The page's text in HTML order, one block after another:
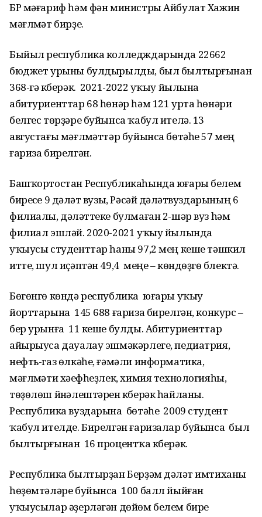
БР мәғариф һәм фән министры Айбулат Хажин
мәғлүмәт бирҙе.
Быйыл республика колледждарында 22662
бюджет урыны булдырылды, был былтырғынан
368-гә күберәк. 2021-2022 уҡыу йылына
абитуриенттар 68 һөнәр һәм 121 урта һөнәри
белгес төрҙәре буйынса ҡабул ителә. 13
августағы мәғлүмәттәр буйынса бөтәһе 57 мең
ғариза бирелгән.
Башҡортостан Республикаһында юғары белем
биреүсе 9 дәүләт вузы, Рәсәй дәүләтвуздарының 6
филиалы, дәүләттеке булмаған 2-шәр вуз һәм
филиал эшләй. 2020-2021 уҡыу йылында
уҡыусы студенттар һаны 97,2 мең кеше тәшкил
итте, шул иҫәптән 49,4 меңе – көндөҙгө бүлектә.
Бөгөнгө көндә республика юғары уҡыу
йорттарына 145 688 ғариза бирелгән, конкурс –
бер урынға 11 кеше булды. Абитуриенттар
айырыуса дауалау эшмәкәрлеге, педиатрия,
нефть-газ өлкәһе, ғәмәли информатика,
мәғлүмәти хәүефһеҙлек, химия технологияһы,
төҙөлөш йүнәлештәрен күберәк һайланы.
Республика вуздарына бөтәһе 2009 студент
ҡабул ителде. Бирелгән ғаризалар буйынса был
былтырғынан 16 процентҡа күберәк.
Республика былтырҙан Берҙәм дәүләт имтиханы
һөҙөмтәләре буйынса 100 балл йыйған
уҡыусылар әҙерләгән дөйөм белем биреү